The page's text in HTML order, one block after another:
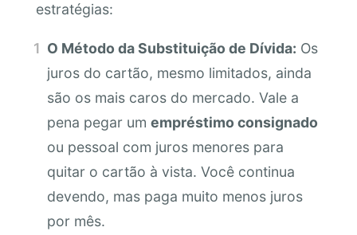
estratégias:
O Método da Substituição de Dívida: Os
juros do cartão, mesmo limitados, ainda
são os mais caros do mercado. Vale a
pena pegar um empréstimo consignado
ou pessoal com juros menores para
quitar o cartão à vista. Você continua
devendo, mas paga muito menos juros
por mês.